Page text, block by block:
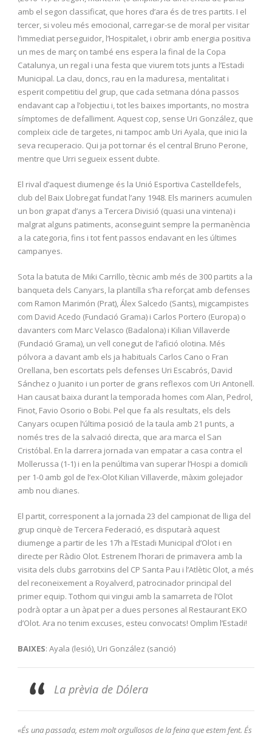
amb el segon classificat, que hores d’ara és de tres partits. I el
tercer, si voleu més emocional, carregar-se de moral per visitar
l’immediat perseguidor, l’Hospitalet, i obrir amb energia positiva
un mes de març on també ens espera la final de la Copa
Catalunya, un regal i una festa que viurem tots junts a l’Estadi
Municipal. La clau, doncs, rau en la maduresa, mentalitat i
esperit competitiu del grup, que cada setmana dóna passos
endavant cap a l’objectiu i, tot les baixes importants, no mostra
símptomes de defalliment. Aquest cop, sense Uri González, que
compleix cicle de targetes, ni tampoc amb Uri Ayala, que inici la
seva recuperacio. Qui ja pot tornar és el central Bruno Perone,
mentre que Urri segueix essent dubte.
El rival d’aquest diumenge és la Unió Esportiva Castelldefels,
club del Baix Llobregat fundat l’any 1948. Els mariners acumulen
un bon grapat d’anys a Tercera Divisió (quasi una vintena) i
malgrat alguns patiments, aconseguint sempre la permanència
a la categoria, fins i tot fent passos endavant en les últimes
campanyes.
Sota la batuta de Miki Carrillo, tècnic amb més de 300 partits a la
banqueta dels Canyars, la plantilla s’ha reforçat amb defenses
com Ramon Marimón (Prat), Álex Salcedo (Sants), migcampistes
com David Acedo (Fundació Grama) i Carlos Portero (Europa) o
davanters com Marc Velasco (Badalona) i Kilian Villaverde
(Fundació Grama), un vell conegut de l’afició olotina. Més
pólvora a davant amb els ja habituals Carlos Cano o Fran
Orellana, ben escortats pels defenses Uri Escabrós, David
Sánchez o Juanito i un porter de grans reflexos com Uri Antonell.
Han causat baixa durant la temporada homes com Alan, Pedrol,
Finot, Favio Osorio o Bobi. Pel que fa als resultats, els dels
Canyars ocupen l’última posició de la taula amb 21 punts, a
només tres de la salvació directa, que ara marca el San
Cristóbal. En la darrera jornada van empatar a casa contra el
Mollerussa (1-1) i en la penúltima van superar l’Hospi a domicili
per 1-0 amb gol de l’ex-Olot Kilian Villaverde, màxim golejador
amb nou dianes.
El partit, corresponent a la jornada 23 del campionat de lliga del
grup cinquè de Tercera Federació, es disputarà aquest
diumenge a partir de les 17h a l’Estadi Municipal d’Olot i en
directe per Ràdio Olot. Estrenem l’horari de primavera amb la
visita dels clubs garrotxins del CP Santa Pau i l’Atlètic Olot, a més
del reconeixement a Royalverd, patrocinador principal del
primer equip. Tothom qui vingui amb la samarreta de l’Olot
podrà optar a un àpat per a dues persones al Restaurant EKO
d’Olot. Ara no tenim excuses, esteu convocats! Omplim l’Estadi!
BAIXES: Ayala (lesió), Uri González (sanció)
La prèvia de Dólera
«És una passada, estem molt orgullosos de la feina que estem fent. És